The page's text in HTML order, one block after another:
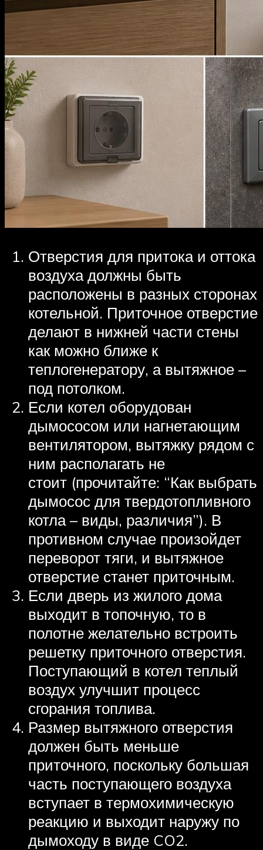
Отверстия для притока и оттока
воздуха должны быть
расположены в разных сторонах
котельной. Приточное отверстие
делают в нижней части стены
как можно ближе к
теплогенератору, а вытяжное –
под потолком.
Если котел оборудован
дымососом или нагнетающим
вентилятором, вытяжку рядом с
ним располагать не
стоит (прочитайте: “Как выбрать
дымосос для твердотопливного
котла – виды, различия”). В
противном случае произойдет
переворот тяги, и вытяжное
отверстие станет приточным.
Если дверь из жилого дома
выходит в топочную, то в
полотне желательно встроить
решетку приточного отверстия.
Поступающий в котел теплый
воздух улучшит процесс
сгорания топлива.
Размер вытяжного отверстия
должен быть меньше
приточного, поскольку большая
часть поступающего воздуха
вступает в термохимическую
реакцию и выходит наружу по
дымоходу в виде CO2.